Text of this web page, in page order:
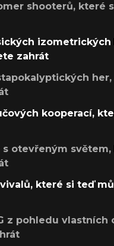
shooterů, které
izometrických
zahrát
kooperací,
s otevřeným
které si teď
z pohledu vlastních